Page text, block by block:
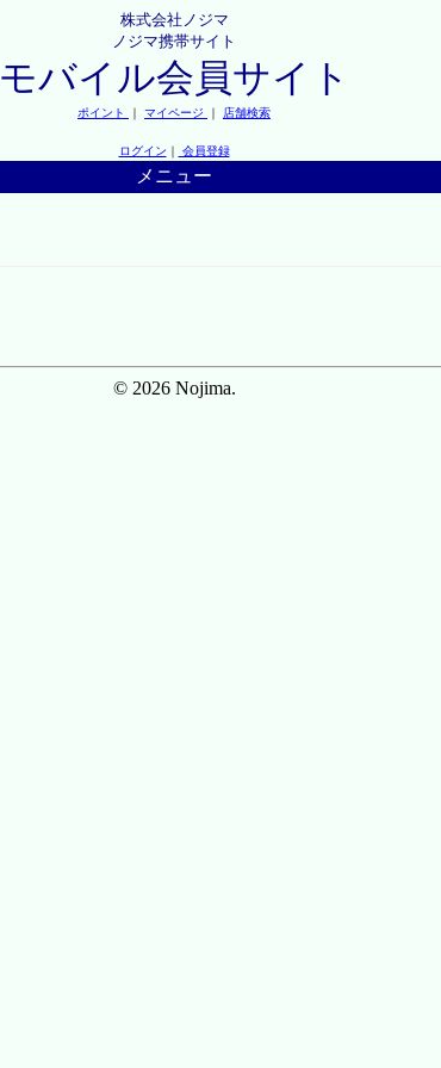
株式会社ノジマ
ノジマ携帯サイト
モバイル会員サイト
ポイント ｜ マイページ ｜ 店舗検索
ログイン ｜ 会員登録
メニュー
© 2026 Nojima.